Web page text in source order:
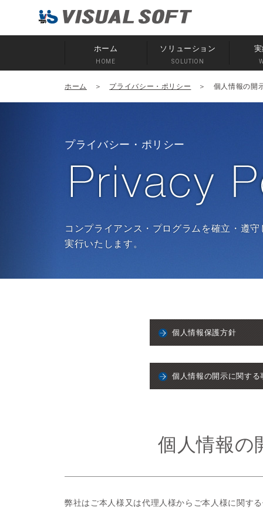
ホーム
HOME
ソリューション
SOLUTION
ホーム ＞ プライバシー・ポリシー ＞ 個人情報の開
プライバシー・ポリシー
コンプライアンス・プログラムを確立・遵守
実行いたします。
個人情報保護方針
個人情報の開示に関す
個人情報の
弊社はご本人様又は代理人様からご本人様に関す